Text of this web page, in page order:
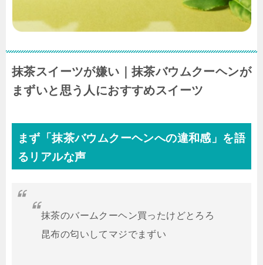
抹茶スイーツが嫌い｜抹茶バウムクーヘンが
まずいと思う人におすすめスイーツ
まず「抹茶バウムクーヘンへの違和感」を語
るリアルな声
抹茶のバームクーヘン買ったけどとろろ
昆布の匂いしてマジでまずい